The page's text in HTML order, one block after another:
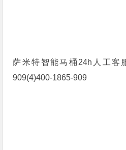
萨米特智能马桶24h人工客
909(4)400-1865-909